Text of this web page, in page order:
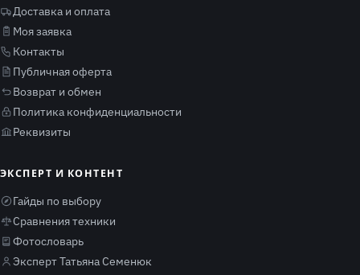
Доставка и оплата
Моя заявка
Контакты
Публичная оферта
Возврат и обмен
Политика конфиденциальности
Реквизиты
ЭКСПЕРТ И КОНТЕНТ
Гайды по выбору
Сравнения техники
Фотословарь
Эксперт Татьяна Семенюк